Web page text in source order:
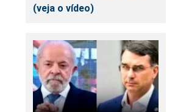
(veja o vídeo)